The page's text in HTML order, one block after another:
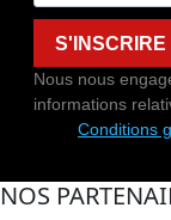
S'INSCRIRE
Nous nous
informations
Conditions
NOS